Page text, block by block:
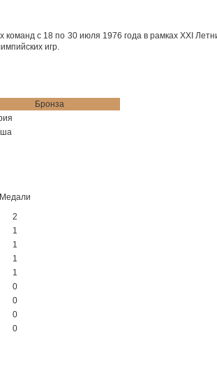
с 18 по 30 июля 1976 года в рамках XXI
игр.
Бронза
Медали
2
1
1
1
1
0
0
0
0